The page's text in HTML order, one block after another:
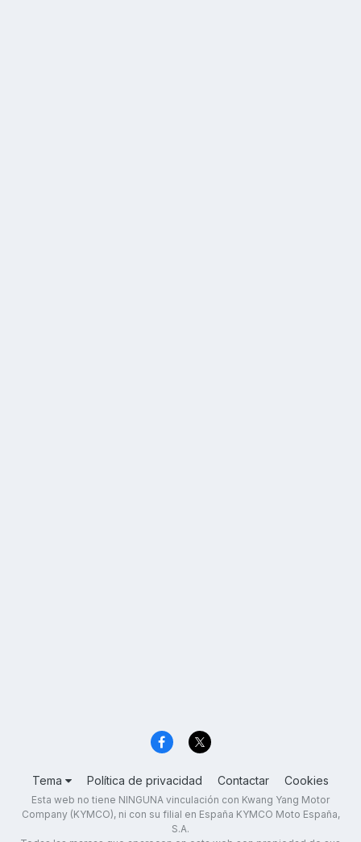
Tema Política de privacidad Contactar Cookies
Esta web no tiene NINGUNA vinculación con Kwang Yang Motor
Company (KYMCO), ni con su filial en España KYMCO Moto España,
S.A.